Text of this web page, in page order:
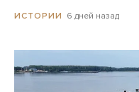
ИСТОРИИ 6 дней назад